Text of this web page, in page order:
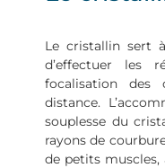
Le cristallin sert
d’effectuer les
focalisation
distance.
souplesse du
rayons de
de petits muscles,